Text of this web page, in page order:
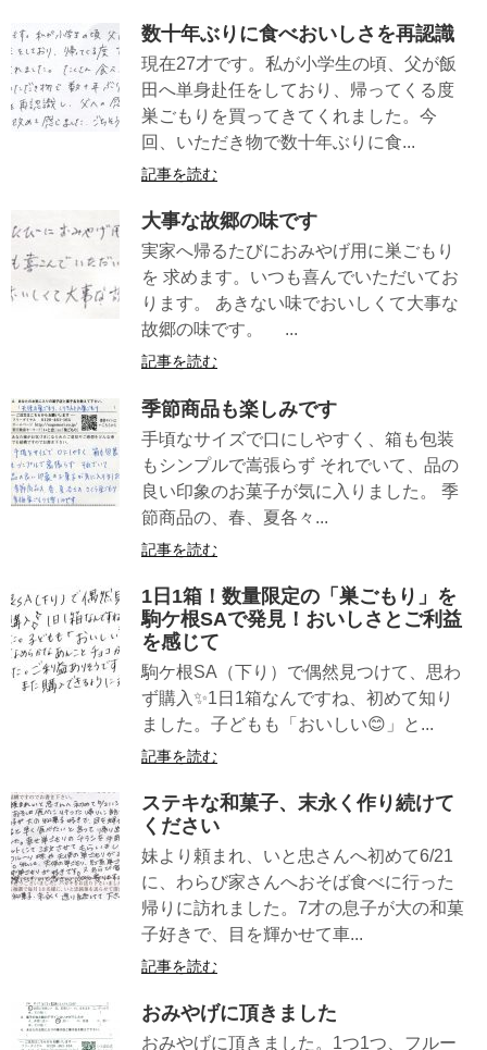
数十年ぶりに食べおいしさを再認識
現在27才です。私が小学生の頃、父が飯
田へ単身赴任をしており、帰ってくる度
巣ごもりを買ってきてくれました。今
回、いただき物で数十年ぶりに食...
記事を読む
大事な故郷の味です
実家へ帰るたびにおみやげ用に巣ごもり
を 求めます。いつも喜んでいただいてお
ります。 あきない味でおいしくて大事な
故郷の味です。 ...
記事を読む
季節商品も楽しみです
手頃なサイズで口にしやすく、箱も包装
もシンプルで嵩張らず それでいて、品の
良い印象のお菓子が気に入りました。 季
節商品の、春、夏各々...
記事を読む
1日1箱！数量限定の「巣ごもり」を
駒ケ根SAで発見！おいしさとご利益
を感じて
駒ケ根SA（下り）で偶然見つけて、思わ
ず購入✨1日1箱なんですね、初めて知り
ました。子どもも「おいしい😊」と...
記事を読む
ステキな和菓子、末永く作り続けて
ください
妹より頼まれ、いと忠さんへ初めて6/21
に、わらび家さんへおそば食べに行った
帰りに訪れました。7才の息子が大の和菓
子好きで、目を輝かせて車...
記事を読む
おみやげに頂きました
おみやげに頂きました。1つ1つ、フルー